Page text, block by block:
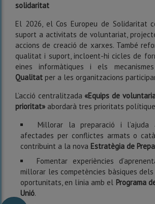
solidaritat
El 2026, el Cos Europeu de Solidaritat
suport a activitats de voluntariat,
accions de creació de xarxes. També
qualitat i suport, incloent-hi cicles de
eines informàtiques i els
Qualitat per a les organitzacions
L’acció centralitzada«Equips de
prioritat» abordarà tres prioritats
Millorar la preparació i l’ajuda
afectades per conflictes armats o
contribuint a la nova Estratègia de
Fomentar experiències
millorar les competències bàsiques dels
oportunitats, en línia amb el Programa
Unió.